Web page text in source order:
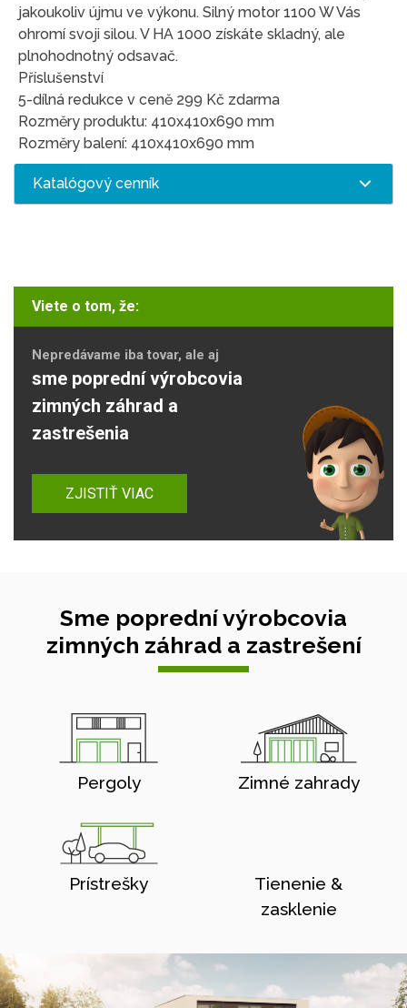
jakoukoliv újmu ve výkonu. Silný motor 1100 W Vás
ohromí svoji silou. V HA 1000 získáte skladný, ale
plnohodnotný odsavač.
Příslušenství
5-dílná redukce v ceně 299 Kč zdarma
Rozměry produktu: 410x410x690 mm
Rozměry balení: 410x410x690 mm
Katalógový cenník
Viete o tom, že:
Nepredávame iba tovar, ale aj
sme poprední výrobcovia
zimných záhrad a
zastrešenia
ZJISTIŤ VIAC
Sme poprední výrobcovia
zimných záhrad a zastrešení
Pergoly Zimné zahrady
Prístrešky
Tienenie &
zasklenie